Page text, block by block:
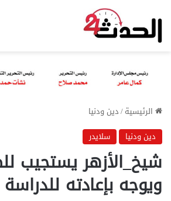
الرئيسية/دين ودنيا
دين ودنيا
سلايدر
شيخ_الأزهر يستجيب
ويوجه بإعادته